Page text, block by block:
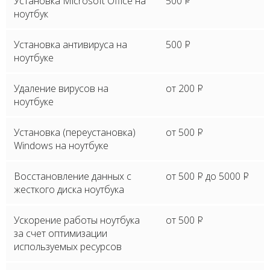
ноутбук
Установка антивируса на
ноутбуке
500 P
Удаление вирусов на
ноутбуке
от 200 P
Установка (переустановка)
Windows на ноутбуке
от 500 P
Восстановление данных с
жесткого диска ноутбука
от 500 P до 5000 P
Ускорение работы ноутбука
за счет оптимизации
используемых ресурсов
от 500 P